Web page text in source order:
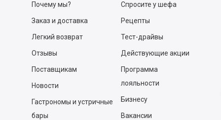
Почему мы?
Заказ и доставка
Легкий возврат
Отзывы
Поставщикам
Новости
Гастрономы и устричные
бары
Спросите у шефа
Рецепты
Тест-драйвы
Действующие акции
Программа
лояльности
Бизнесу
Вакансии